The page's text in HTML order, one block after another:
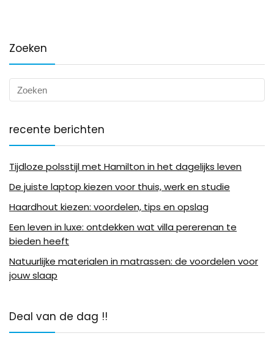
Zoeken
recente berichten
Tijdloze polsstijl met Hamilton in het dagelijks leven
De juiste laptop kiezen voor thuis, werk en studie
Haardhout kiezen: voordelen, tips en opslag
Een leven in luxe: ontdekken wat villa pererenan te
bieden heeft
Natuurlijke materialen in matrassen: de voordelen voor
jouw slaap
Deal van de dag !!